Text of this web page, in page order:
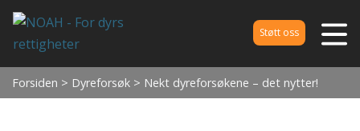
Støtt oss
Forsiden > Dyreforsøk > Nekt dyreforsøkene – det nytter!